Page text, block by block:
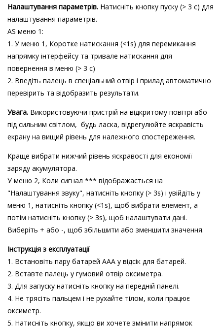
Налаштування параметрів. Натисніть кнопку пуску (> 3 с) для
налаштування параметрів.
AS меню 1:
1. У меню 1, Коротке натискання (<1s) для перемикання
напрямку інтерфейсу та тривале натискання для
повернення в меню (> 3 с)
2. Введіть палець в спеціальний отвір і прилад автоматично
перевірить та відобразить результати.
Увага. Використовуючи пристрій на відкритому повітрі або
під сильним світлом, будь ласка, відрегулюйте яскравість
екрану на вищий рівень для належного спостереження.
Краще вибрати нижчий рівень яскравості для економії
заряду акумулятора.
У меню 2, Коли сигнал *** відображається на
"Налаштування звуку", натисніть кнопку (> 3s) і увійдіть у
меню 1, натисніть кнопку (<1s), щоб вибрати елемент, а
потім натисніть кнопку (> 3s), щоб налаштувати дані.
Виберіть + або -, щоб збільшити або зменшити значення.
Інструкція з експлуатації
1. Встановіть пару батарей AAA у відсік для батарей.
2. Вставте палець у гумовий отвір оксиметра.
3. Для запуску натисніть кнопку на передній панелі.
4. Не трясіть пальцем і не рухайте тілом, коли працює
оксиметр.
5. Натисніть кнопку, якщо ви хочете змінити напрямок